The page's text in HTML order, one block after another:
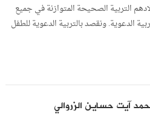
التربية الصحيحة المتوازنة في جميع
الدعوية. ونقصد بالتربية الدعوية للطفل
آيت حساين الزروالي